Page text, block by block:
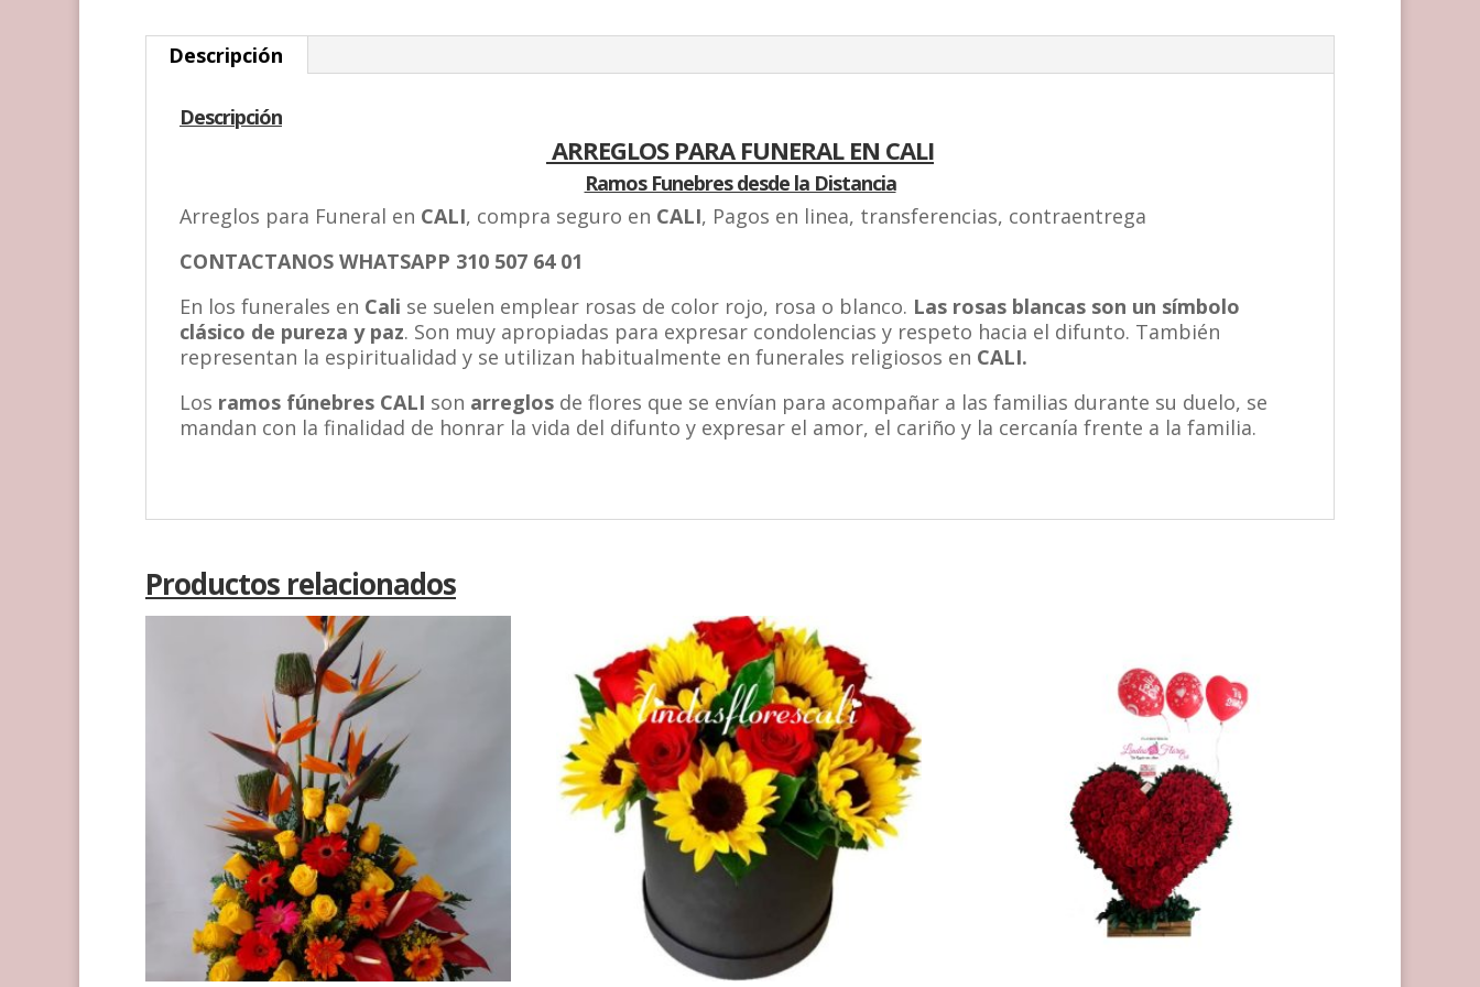
Descripción
Descripción
ARREGLOS PARA FUNERAL EN CALI
Ramos Funebres desde la Distancia
Arreglos para Funeral en CALI, compra seguro en CALI, Pagos en linea, transferencias, contraentrega
CONTACTANOS WHATSAPP 310 507 64 01
En los funerales en Cali se suelen emplear rosas de color rojo, rosa o blanco. Las rosas blancas son un símbolo
clásico de pureza y paz. Son muy apropiadas para expresar condolencias y respeto hacia el difunto. También
representan la espiritualidad y se utilizan habitualmente en funerales religiosos en CALI.
Los ramos fúnebres CALI son arreglos de flores que se envían para acompañar a las familias durante su duelo, se
mandan con la finalidad de honrar la vida del difunto y expresar el amor, el cariño y la cercanía frente a la familia.
Productos relacionados